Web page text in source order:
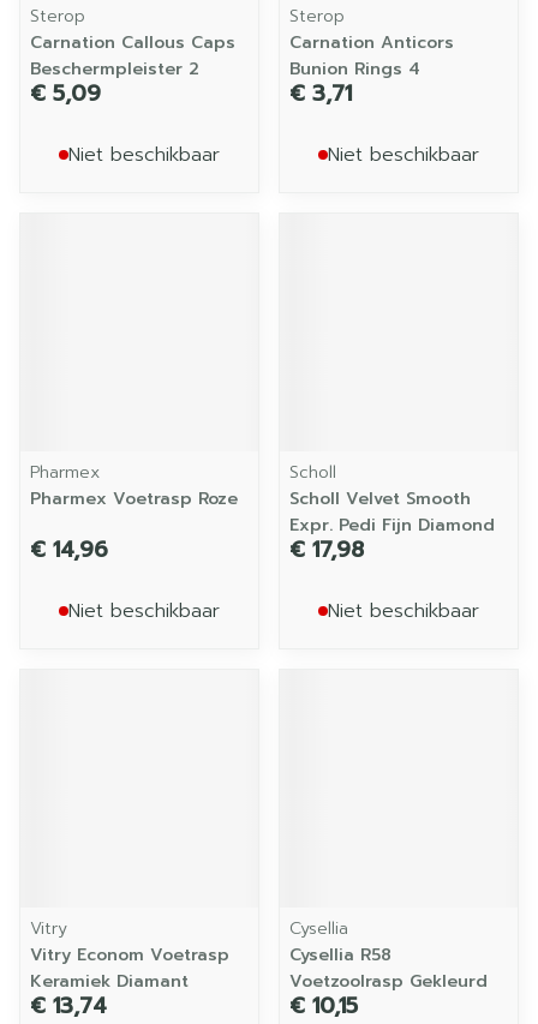
Sterop
Carnation Callous Caps
Beschermpleister 2
€ 5,09
Niet beschikbaar
Sterop
Carnation Anticors
Bunion Rings 4
€ 3,71
Niet beschikbaar
Pharmex
Pharmex Voetrasp Roze
€ 14,96
Niet beschikbaar
Scholl
Scholl Velvet Smooth
Expr. Pedi Fijn Diamond
€ 17,98
Niet beschikbaar
Vitry
Vitry Econom Voetrasp
Keramiek Diamant
€ 13,74
Cysellia
Cysellia R58
Voetzoolrasp Gekleurd
€ 10,15